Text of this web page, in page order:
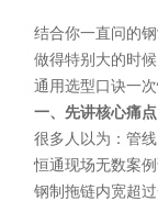
结合你一直问的
做得特别大的时
通用选型口诀一
一、先讲核心痛
很多人以为：管
恒通现场无数案
钢制拖链内宽超